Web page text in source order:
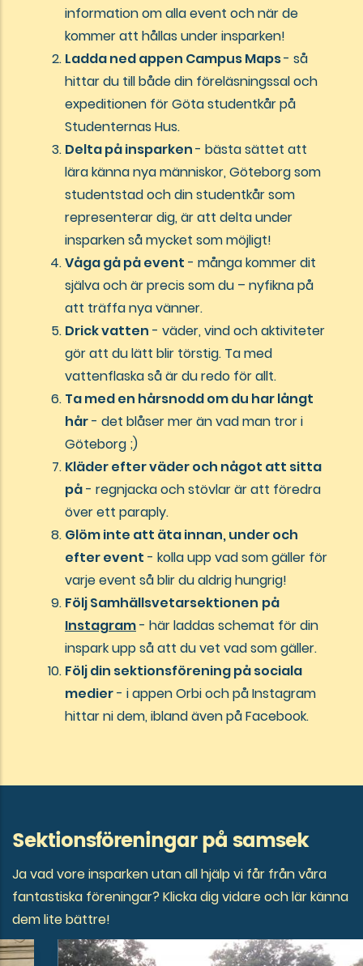
information om alla event och när de
kommer att hållas under insparken!
Ladda ned appen Campus Maps- så
hittar du till både din föreläsningssal och
expeditionen för Göta studentkår på
Studenternas Hus.
Delta på insparken- bästa sättet att
lära känna nya människor, Göteborg som
studentstad och din studentkår som
representerar dig, är att delta under
insparken så mycket som möjligt!
Våga gå på event - många kommer dit
själva och är precis som du – nyfikna på
att träffa nya vänner.
Drick vatten - väder, vind och aktiviteter
gör att du lätt blir törstig. Ta med
vattenflaska så är du redo för allt.
Ta med en hårsnodd om du har långt
hår- det blåser mer än vad man tror i
Göteborg ;)
Kläder efter väder och något att sitta
på- regnjacka och stövlar är att föredra
över ett paraply.
Glöm inte att äta innan, under och
efter event - kolla upp vad som gäller för
varje event så blir du aldrig hungrig!
Följ Samhällsvetarsektionen på
Instagram- här laddas schemat för din
inspark upp så att du vet vad som gäller.
Följ din sektionsförening på sociala
medier- i appen Orbi och på Instagram
hittar ni dem, ibland även på Facebook.
Sektionsföreningar på samsek
Ja vad vore insparken utan all hjälp vi får från våra
fantastiska föreningar? Klicka dig vidare och lär känna
dem lite bättre!